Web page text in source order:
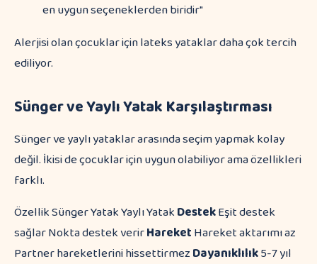
en uygun seçeneklerden biridir"
Alerjisi olan çocuklar için lateks yataklar daha çok tercih
ediliyor.
Sünger ve Yaylı Yatak Karşılaştırması
Sünger ve yaylı yataklar arasında seçim yapmak kolay
değil. İkisi de çocuklar için uygun olabiliyor ama özellikleri
farklı.
Özellik Sünger Yatak Yaylı YatakDestekEşit destek
sağlar Nokta destek verirHareketHareket aktarımı az
Partner hareketlerini hissettirmezDayanıklılık5-7 yıl